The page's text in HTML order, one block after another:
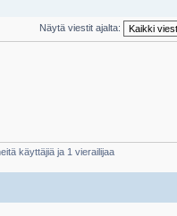
Näytä viestit ajalta:
käyttäjiä ja 1 vierailijaa